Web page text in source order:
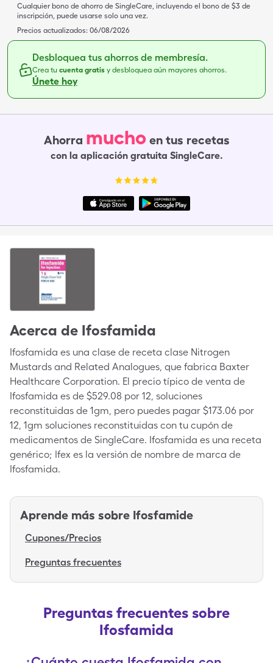
Cualquier bono de ahorro de SingleCare, incluyendo el bono de $3 de
inscripción, puede usarse solo una vez.
Precios actualizados: 06/08/2026
Desbloquea tus ahorros de membresía.
Crea tu cuenta gratis y desbloquea aún mayores ahorros.
Únete hoy
Ahorra mucho en tus recetas
con la aplicación gratuita SingleCare.
Acerca de Ifosfamida
Ifosfamida es una clase de receta clase Nitrogen
Mustards and Related Analogues, que fabrica Baxter
Healthcare Corporation. El precio típico de venta de
Ifosfamida es de $529.08 por 12, soluciones
reconstituidas de 1gm, pero puedes pagar $173.06 por
12, 1gm soluciones reconstituidas con tu cupón de
medicamentos de SingleCare. Ifosfamida es una receta
genérico; Ifex es la versión de nombre de marca de
Ifosfamida.
Aprende más sobre Ifosfamide
Cupones/Precios
Preguntas frecuentes
Preguntas frecuentes sobre
Ifosfamida